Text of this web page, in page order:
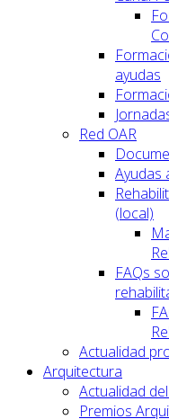
ayudas
Red OAR
Ayudas
(local)
FAQs
Actualidad
Arquitectura
Actualidad
Premios